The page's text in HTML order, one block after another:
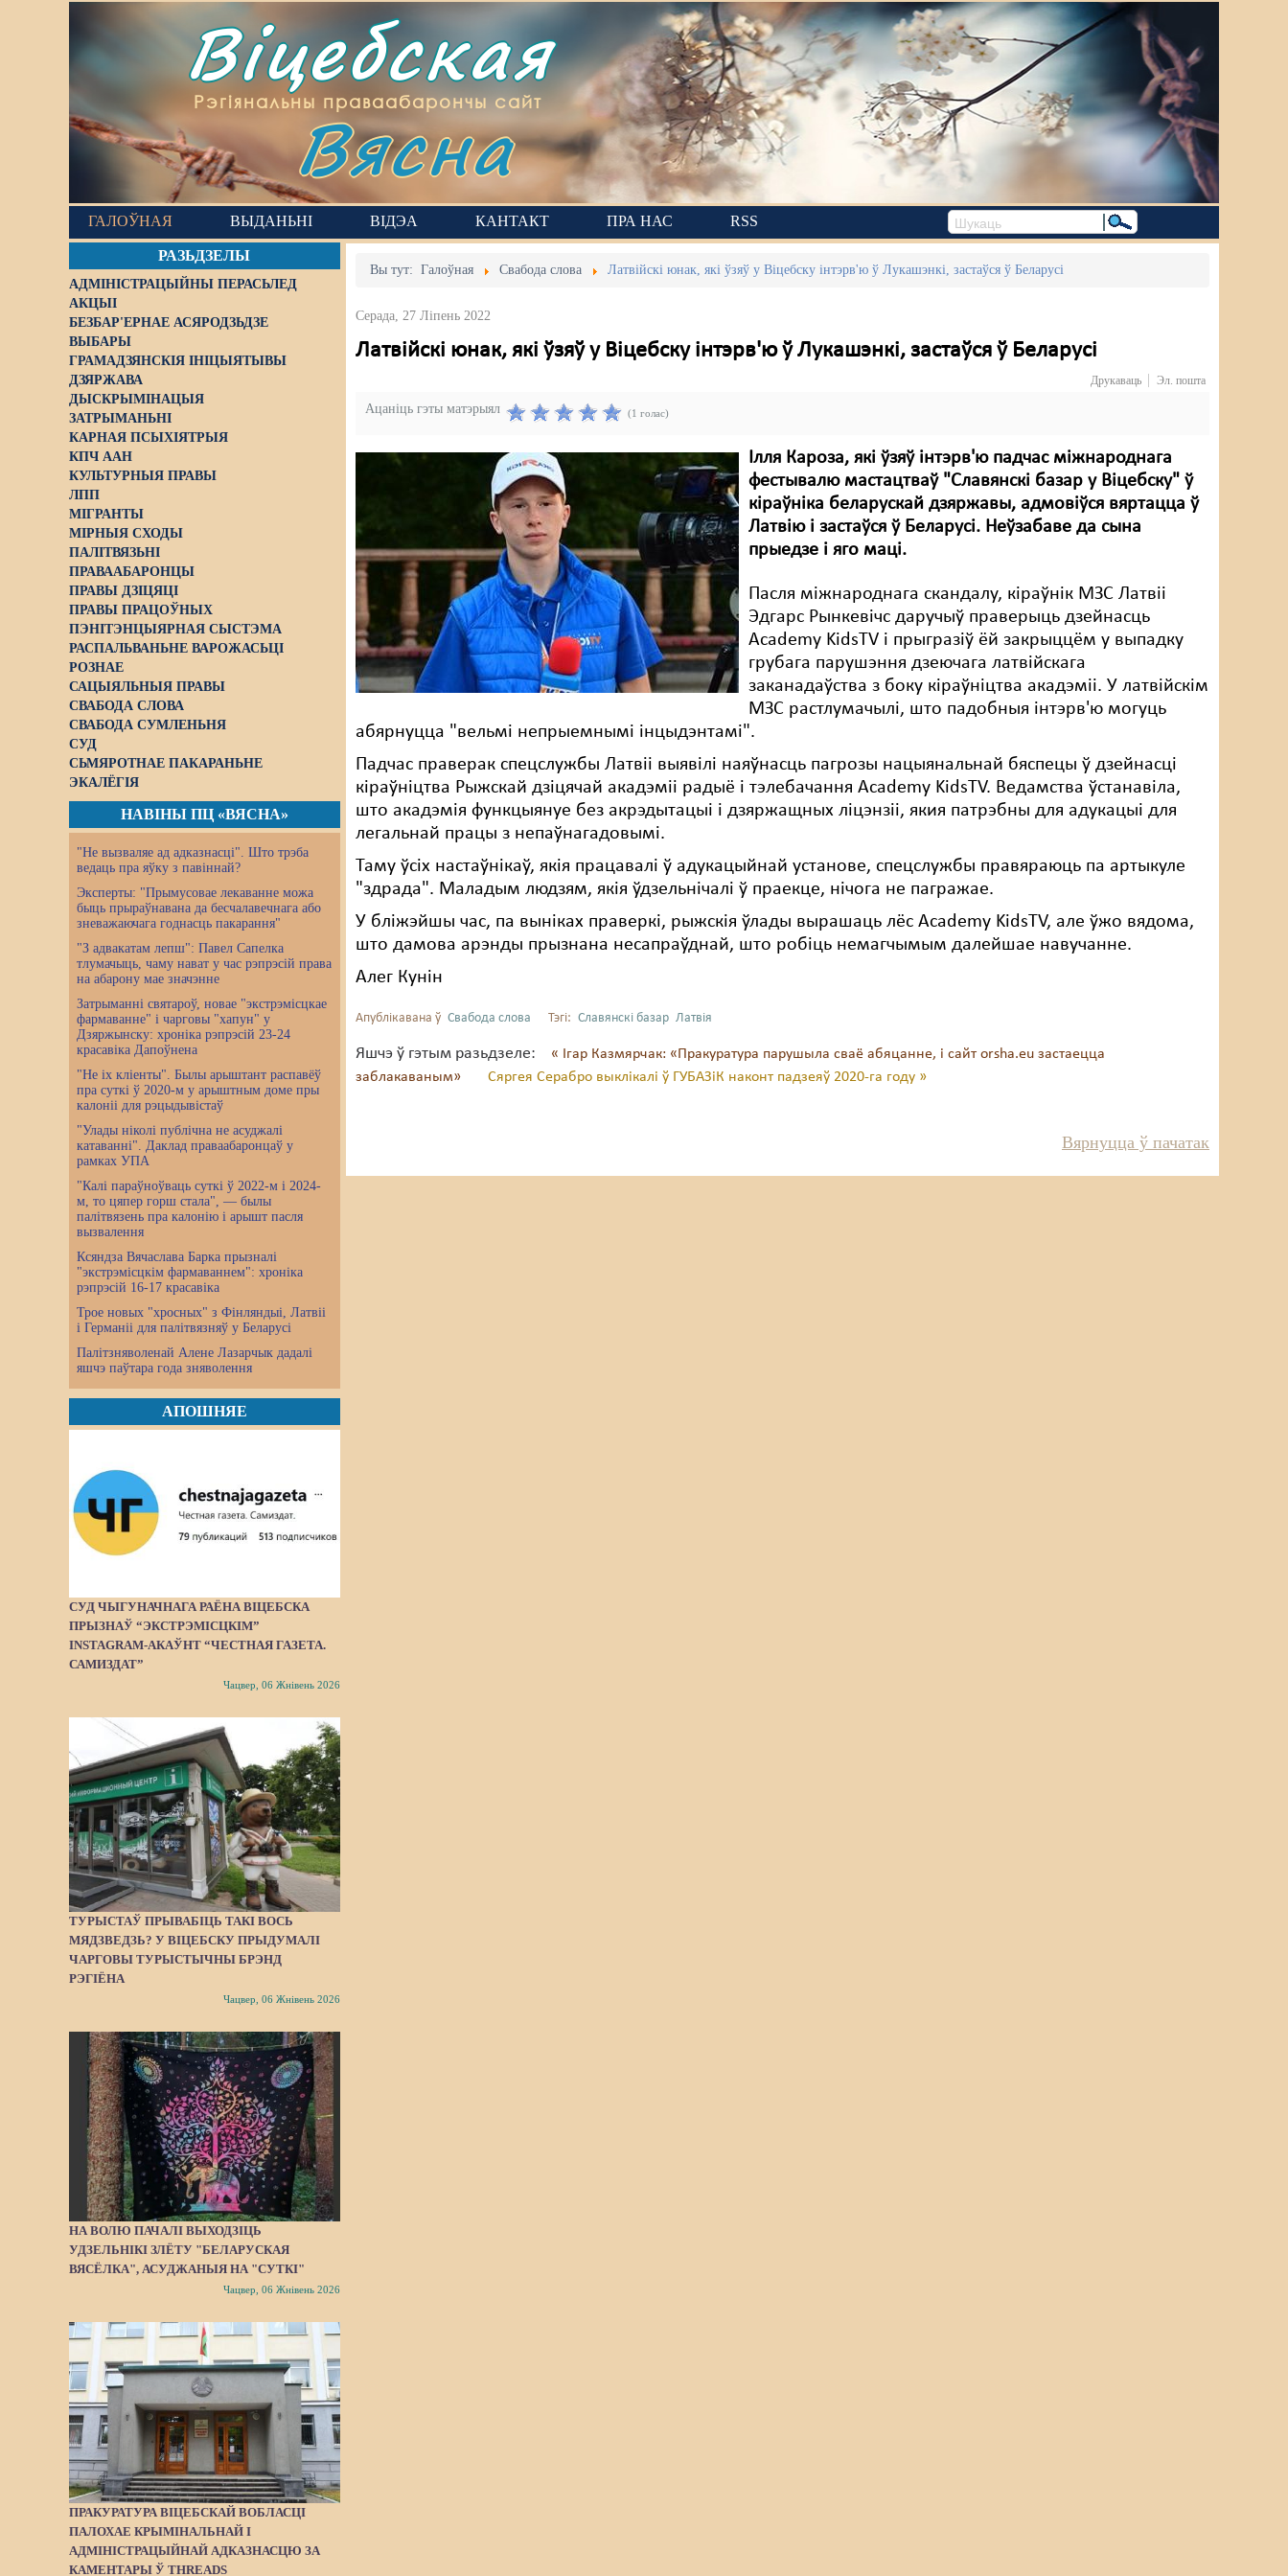
Віцебская
Рэгіянальны праваабарончы сайт
Вясна
ГАЛОЎНАЯ ВЫДАНЬНІ ВІДЭА КАНТАКТ ПРА НАС RSS
РАЗЬДЗЕЛЫ
АДМІНІСТРАЦЫЙНЫ ПЕРАСЬЛЕД
АКЦЫІ
БЕЗБАР'ЕРНАЕ АСЯРОДЗЬДЗЕ
ВЫБАРЫ
ГРАМАДЗЯНСКІЯ ІНІЦЫЯТЫВЫ
ДЗЯРЖАВА
ДЫСКРЫМІНАЦЫЯ
ЗАТРЫМАНЬНІ
КАРНАЯ ПСЫХІЯТРЫЯ
КПЧ ААН
КУЛЬТУРНЫЯ ПРАВЫ
ЛПП
МІГРАНТЫ
МІРНЫЯ СХОДЫ
ПАЛІТВЯЗЬНІ
ПРАВААБАРОНЦЫ
ПРАВЫ ДЗІЦЯЦІ
ПРАВЫ ПРАЦОЎНЫХ
ПЭНІТЭНЦЫЯРНАЯ СЫСТЭМА
РАСПАЛЬВАНЬНЕ ВАРОЖАСЬЦІ
РОЗНАЕ
САЦЫЯЛЬНЫЯ ПРАВЫ
СВАБОДА СЛОВА
СВАБОДА СУМЛЕНЬНЯ
СУД
СЬМЯРОТНАЕ ПАКАРАНЬНЕ
ЭКАЛЁГІЯ
НАВІНЫ ПЦ «ВЯСНА»
"Не вызваляе ад адказнасці". Што трэба
ведаць пра яўку з павіннай?
Эксперты: "Прымусовае лекаванне можа
быць прыраўнавана да бесчалавечнага або
зневажаючага годнасць пакарання"
"З адвакатам лепш": Павел Сапелка
тлумачыць, чаму нават у час рэпрэсій права
на абарону мае значэнне
Затрыманні святароў, новае "экстрэмісцкае
фармаванне" і чарговы "хапун" у
Дзяржынску: хроніка рэпрэсій 23-24
красавіка Дапоўнена
"Не іх кліенты". Былы арыштант распавёў
пра суткі ў 2020-м у арыштным доме пры
калоніі для рэцыдывістаў
"Улады ніколі публічна не асуджалі
катаванні". Даклад праваабаронцаў у
рамках УПА
"Калі параўноўваць суткі ў 2022-м і 2024-
м, то цяпер горш стала", — былы
палітвязень пра калонію і арышт пасля
вызвалення
Ксяндза Вячаслава Барка прызналі
"экстрэмісцкім фармаваннем": хроніка
рэпрэсій 16-17 красавіка
Трое новых "хросных" з Фінляндыі, Латвіі
і Германіі для палітвязняў у Беларусі
Палітзняволенай Алене Лазарчык дадалі
яшчэ паўтара года зняволення
АПОШНЯЕ
СУД ЧЫГУНАЧНАГА РАЁНА ВІЦЕБСКА
ПРЫЗНАЎ “ЭКСТРЭМІСЦКІМ”
INSTAGRAM-АКАЎНТ “ЧЕСТНАЯ ГАЗЕТА.
САМИЗДАТ”
Чацвер, 06 Жнівень 2026
ТУРЫСТАЎ ПРЫВАБІЦЬ ТАКІ ВОСЬ
МЯДЗВЕДЗЬ? У ВІЦЕБСКУ ПРЫДУМАЛІ
ЧАРГОВЫ ТУРЫСТЫЧНЫ БРЭНД
РЭГІЁНА
Чацвер, 06 Жнівень 2026
НА ВОЛЮ ПАЧАЛІ ВЫХОДЗІЦЬ
УДЗЕЛЬНІКІ ЗЛЁТУ "БЕЛАРУСКАЯ
ВЯСЁЛКА", АСУДЖАНЫЯ НА "СУТКІ"
Чацвер, 06 Жнівень 2026
ПРАКУРАТУРА ВІЦЕБСКАЙ ВОБЛАСЦІ
ПАЛОХАЕ КРЫМІНАЛЬНАЙ І
АДМІНІСТРАЦЫЙНАЙ АДКАЗНАСЦЮ ЗА
КАМЕНТАРЫ Ў THREADS
Вы тут:Галоўная Свабода слова Латвійскі юнак, які ўзяў у Віцебску інтэрв'ю ў Лукашэнкі, застаўся ў Беларусі
Серада, 27 Ліпень 2022
Латвійскі юнак, які ўзяў у Віцебску інтэрв'ю ў Лукашэнкі, застаўся ў Беларусі
Друкаваць Эл. пошта
Ацаніць гэты матэрыял (1 голас)
Ілля Кароза, які ўзяў інтэрв'ю падчас міжнароднага
фестывалю мастацтваў "Славянскі базар у Віцебску" ў
кіраўніка беларускай дзяржавы, адмовіўся вяртацца ў
Латвію і застаўся ў Беларусі. Неўзабаве да сына
прыедзе і яго маці.
Пасля міжнароднага скандалу, кіраўнік МЗС Латвіі
Эдгарс Рынкевічс даручыў праверыць дзейнасць
Academy KidsTV і прыгразіў ёй закрыццём у выпадку
грубага парушэння дзеючага латвійскага
заканадаўства з боку кіраўніцтва акадэміі. У латвійскім
МЗС растлумачылі, што падобныя інтэрв'ю могуць
абярнуцца "вельмі непрыемнымі інцыдэнтамі".
Падчас праверак спецслужбы Латвіі выявілі наяўнасць пагрозы нацыянальнай бяспецы ў дзейнасці
кіраўніцтва Рыжскай дзіцячай акадэміі радыё і тэлебачання Academy KidsTV. Ведамства ўстанавіла,
што акадэмія функцыянуе без акрэдытацыі і дзяржащных ліцэнзіі, якия патрэбны для адукацыі для
легальнай працы з непаўнагадовымі.
Таму ўсіх настаўнікаў, якія працавалі ў адукацыйнай установе, спецслужбы правяраюць па артыкуле
"здрада". Маладым людзям, якія ўдзельнічалі ў праекце, нічога не пагражае.
У бліжэйшы час, па выніках праверкі, рыжскія ўлады вырашаць лёс Academy KidsTV, але ўжо вядома,
што дамова арэнды прызнана несапраўднай, што робіць немагчымым далейшае навучанне.
Алег Кунін
Апублікавана ў Свабода слова Тэгі: Славянскі базар Латвія
Яшчэ ў гэтым разьдзеле:
« Ігар Казмярчак: «Пракуратура парушыла сваё абяцанне, і сайт orsha.eu застаецца
заблакаваным»
Сяргея Серабро выклікалі ў ГУБАЗіК наконт падзеяў 2020-га году »
Вярнуцца ў пачатак